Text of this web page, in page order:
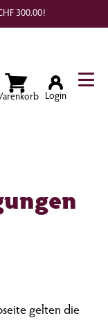
300.00!
Login
gelten die